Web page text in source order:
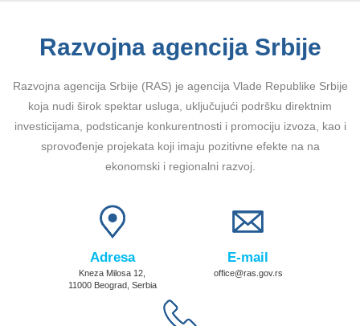
Razvojna agencija Srbije
Razvojna agencija Srbije (RAS) je agencija Vlade Republike Srbije
koja nudi širok spektar usluga, uključujući podršku direktnim
investicijama, podsticanje konkurentnosti i promociju izvoza, kao i
sprovođenje projekata koji imaju pozitivne efekte na na
ekonomski i regionalni razvoj.
Adresa
Kneza Milosa 12,
11000 Beograd, Serbia
E-mail
office@ras.gov.rs